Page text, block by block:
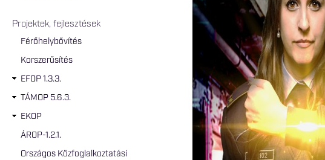
Projektek, fejlesztések
Férőhelybővítés
Korszerűsítés
EFOP 1.3.3.
TÁMOP 5.6.3.
EKOP
ÁROP-1.2.1.
Országos Közfoglalkoztatási